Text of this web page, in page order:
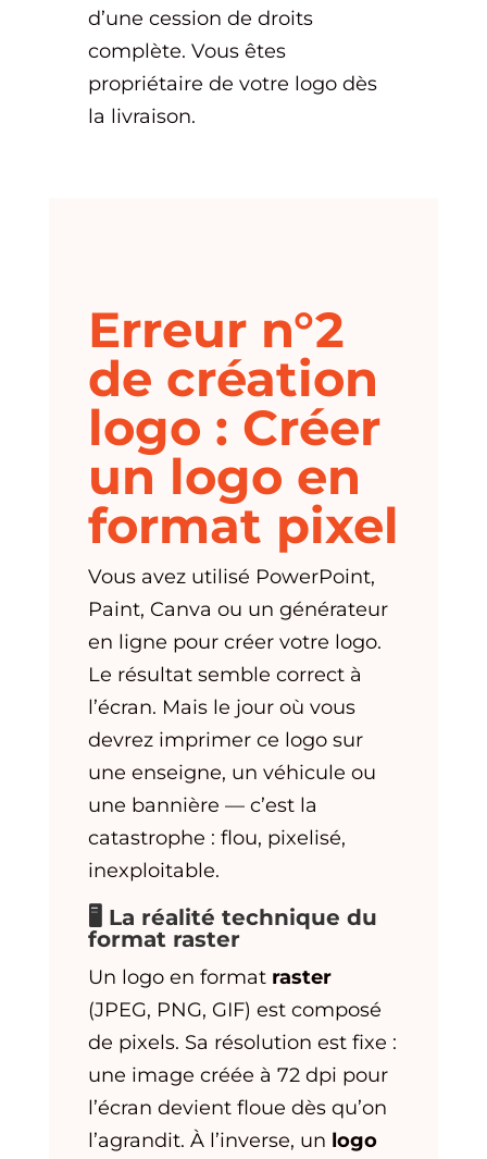
d’une cession de droits
complète. Vous êtes
propriétaire de votre logo dès
la livraison.
Erreur n°2
de création
logo : Créer
un logo en
format pixel
Vous avez utilisé PowerPoint,
Paint, Canva ou un générateur
en ligne pour créer votre logo.
Le résultat semble correct à
l’écran. Mais le jour où vous
devrez imprimer ce logo sur
une enseigne, un véhicule ou
une bannière — c’est la
catastrophe : flou, pixelisé,
inexploitable.
🖥️ La réalité technique du
format raster
Un logo en format raster
(JPEG, PNG, GIF) est composé
de pixels. Sa résolution est fixe :
une image créée à 72 dpi pour
l’écran devient floue dès qu’on
l’agrandit. À l’inverse, un logo